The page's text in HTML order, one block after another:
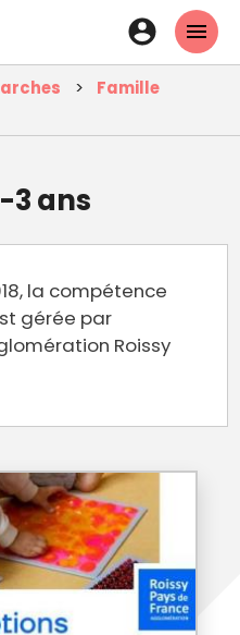
En-
tête
-
Famille
3 ans
la compétence
gérée par
Roissy